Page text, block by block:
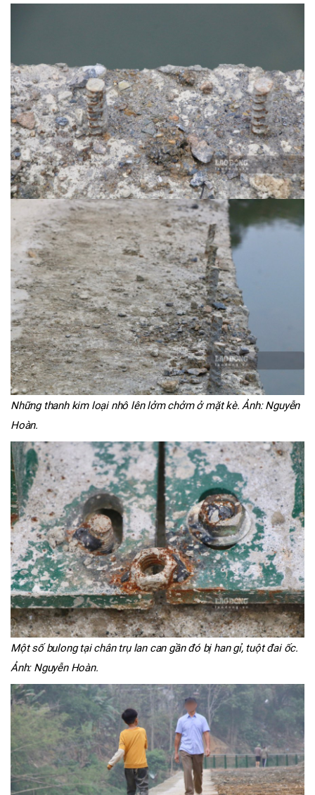
Những thanh kim loại nhô lên lởm chởm ở mặt kè. Ảnh: Nguyễn
Hoàn.
Một số bulong tại chân trụ lan can gần đó bị han gỉ, tuột đai ốc.
Ảnh: Nguyễn Hoàn.